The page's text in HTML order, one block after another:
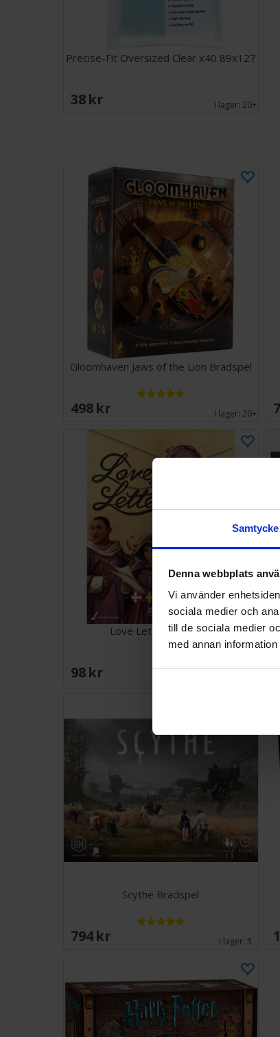
Samtycke
Denna webbplats
Vi använder
sociala medier och
till de sociala medier
med annan
Precise-Fit Oversized Clear x40 89x127
38 SEK I lager:20+
Gloomhaven Jaws of the Lion Brädspel
498 SEK I lager:20+
Love Letter Brädspel
98 SEK
Scythe Brädspel
794 SEK I lager: 5